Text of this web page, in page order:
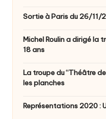
Sortie à Paris du 26/11/
Michel Roulin a dirigé la
18 ans
La troupe du “Théâtre
les planches
Représentations 2020 :